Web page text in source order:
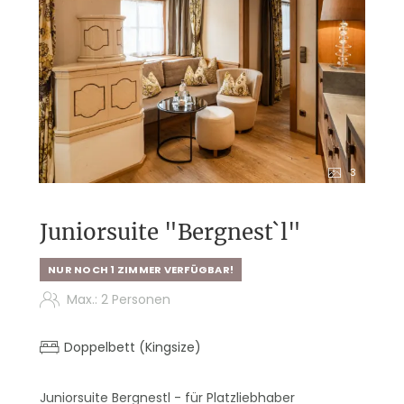
jeden Geschmack
Tuxerhof-Rucksack und Trinkflasche für
Ihre Ausflüge
Entspannung garantiert: Alpin Spa mit
Sauna- und Relaxwelten auf 2.200 m²
Programm-Highlights: Almbrunch,
geführte Wander- und Bike-Touren
3
Juniorsuite "Bergnest`l"
NUR NOCH 1 ZIMMER VERFÜGBAR!
Max.: 2 Personen
Doppelbett (Kingsize)
Juniorsuite Bergnestl - für Platzliebhaber